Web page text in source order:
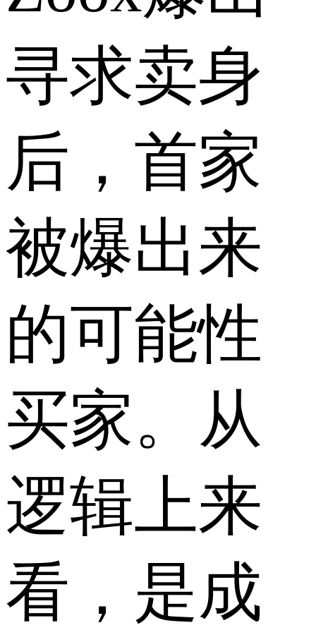
寻求卖身
后，首家
被爆出来
的可能性
买家。从
逻辑上来
看，是成